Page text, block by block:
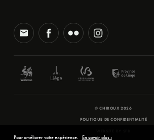
© CHIROUX 2026
POLITIQUE DE CONFIDENTIALITÉ
Pour améliorer votre expérience. En savoir plus ›